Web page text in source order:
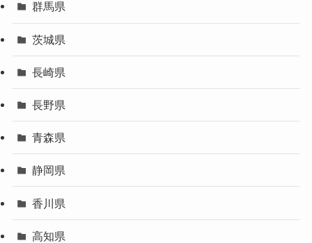
群馬県
茨城県
長崎県
長野県
青森県
静岡県
香川県
高知県